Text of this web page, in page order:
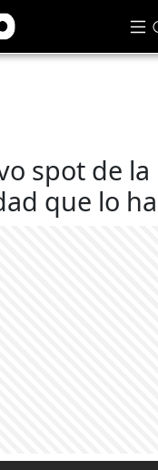
spot de la
que lo